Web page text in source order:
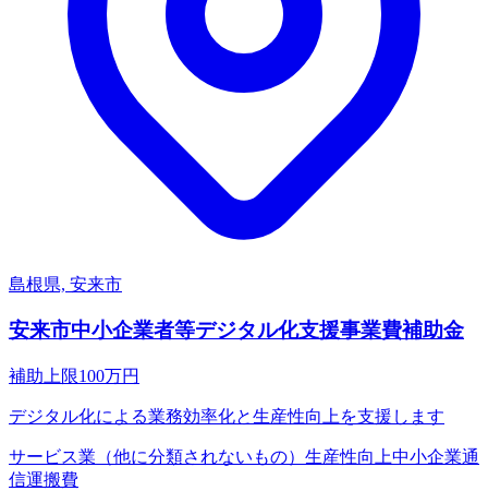
島根県, 安来市
安来市中小企業者等デジタル化支援事業費補助金
補助上限100万円
デジタル化による業務効率化と生産性向上を支援します
サービス業（他に分類されないもの） 生産性向上中小企業通
信運搬費